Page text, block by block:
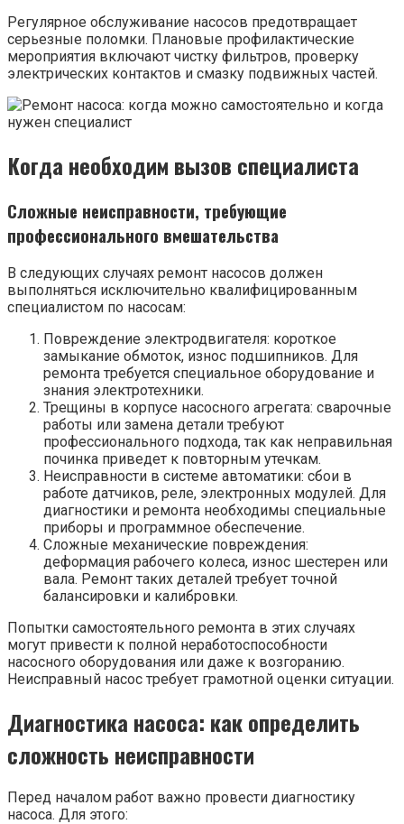
Регулярное обслуживание насосов предотвращает
серьезные поломки. Плановые профилактические
мероприятия включают чистку фильтров, проверку
электрических контактов и смазку подвижных частей.
Когда необходим вызов специалиста
Сложные неисправности, требующие
профессионального вмешательства
В следующих случаях ремонт насосов должен
выполняться исключительно квалифицированным
специалистом по насосам:
Повреждение электродвигателя: короткое
замыкание обмоток, износ подшипников. Для
ремонта требуется специальное оборудование и
знания электротехники.
Трещины в корпусе насосного агрегата: сварочные
работы или замена детали требуют
профессионального подхода, так как неправильная
починка приведет к повторным утечкам.
Неисправности в системе автоматики: сбои в
работе датчиков, реле, электронных модулей. Для
диагностики и ремонта необходимы специальные
приборы и программное обеспечение.
Сложные механические повреждения:
деформация рабочего колеса, износ шестерен или
вала. Ремонт таких деталей требует точной
балансировки и калибровки.
Попытки самостоятельного ремонта в этих случаях
могут привести к полной неработоспособности
насосного оборудования или даже к возгоранию.
Неисправный насос требует грамотной оценки ситуации.
Диагностика насоса: как определить
сложность неисправности
Перед началом работ важно провести диагностику
насоса. Для этого: